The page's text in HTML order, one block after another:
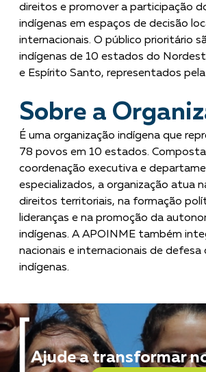
direitos e promover a participação
indígenas em espaços de decisão
internacionais. O público prioritário
indígenas de 10 estados do
e Espírito Santo, representados
Sobre a
É uma organização indígena que
78 povos em 10 estados.
coordenação executiva e
especializados, a organização atua
direitos territoriais, na formação
lideranças e na promoção da
indígenas. A APOINME também
nacionais e internacionais de defesa
indígenas.
Ajude a transformar